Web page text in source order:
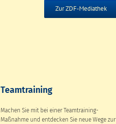
Zur ZDF-Mediathek
Teamtraining
Machen Sie mit bei einer Teamtraining-
Maßnahme und entdecken Sie neue Wege zur